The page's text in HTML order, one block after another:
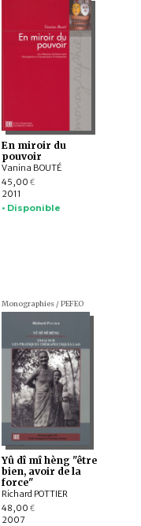
En miroir du
pouvoir
Vanina BOUTÉ
45,00 €
2011
• Disponible
Monographies / PEFEO
Yû dî mî hèng "être
bien, avoir de la
force"
Richard POTTIER
48,00 €
2007